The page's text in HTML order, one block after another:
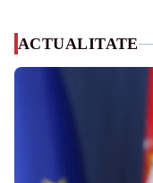
ACTUALITATE